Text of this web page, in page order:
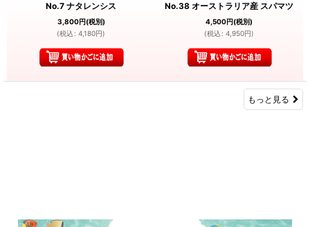
No.7 ナタレンシス
3,800円(税別)
(税込 : 4,180円)
No.38 オーストラリア産 スパマツ
4,500円(税別)
(税込 : 4,950円)
もっと見る